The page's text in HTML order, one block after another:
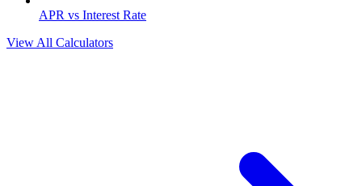
APR vs Interest Rate
View All Calculators